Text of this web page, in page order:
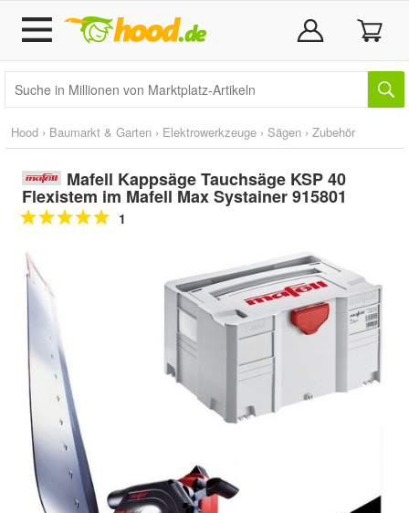
Hood › Baumarkt & Garten › Elektrowerkzeuge › Sägen › Zubehör
Mafell Kappsäge Tauchsäge KSP 40
Flexistem im Mafell Max Systainer 915801
1